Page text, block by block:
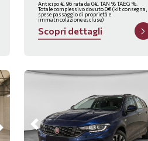
Anticipo €. 96 rate da 0€. TAN % TAEG %.
Totale complessivo dovuto 0€ (kit consegna,
spese passaggio di proprietà e
immatricolazione escluse)
Scopri dettagli